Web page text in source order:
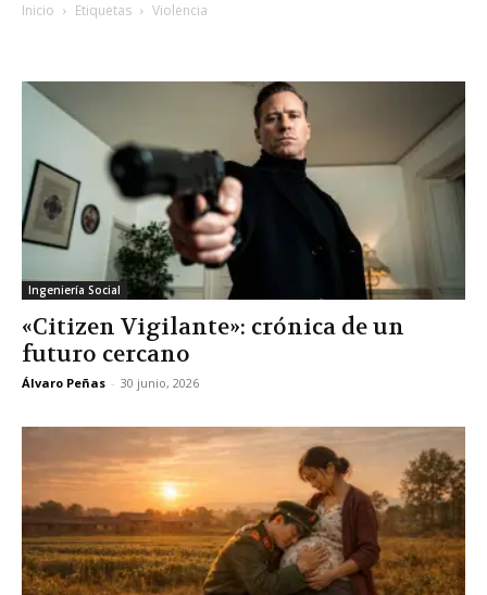
Inicio Etiquetas Violencia
Ingeniería Social
«Citizen Vigilante»: crónica de un
futuro cercano
Álvaro Peñas - 30 junio, 2026